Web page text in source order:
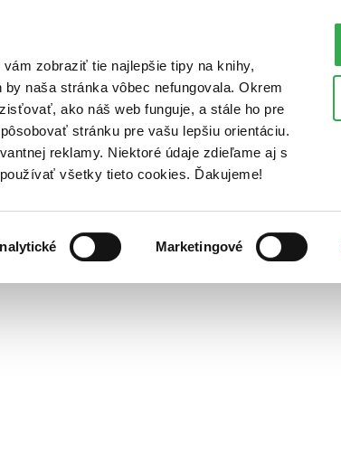
zobraziť tie najlepšie tipy na knihy,
naša stránka vôbec nefungovala. Okrem
ako náš web funguje, a stále ho pre
stránku pre vašu lepšiu orientáciu.
reklamy. Niektoré údaje zdieľame aj s
všetky tieto cookies. Ďakujeme!
Marketingové